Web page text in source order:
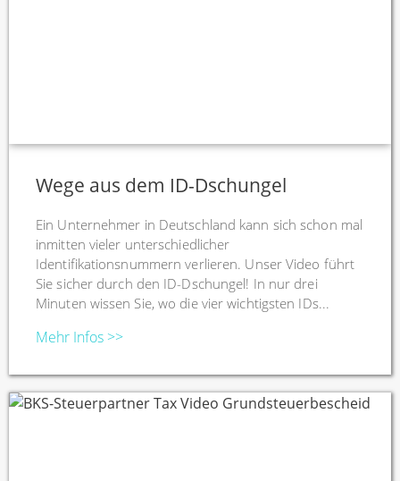
Wege aus dem ID-Dschungel
Ein Unternehmer in Deutschland kann sich schon mal
inmitten vieler unterschiedlicher
Identifikationsnummern verlieren. Unser Video führt
Sie sicher durch den ID-Dschungel! In nur drei
Minuten wissen Sie, wo die vier wichtigsten IDs...
Mehr Infos >>